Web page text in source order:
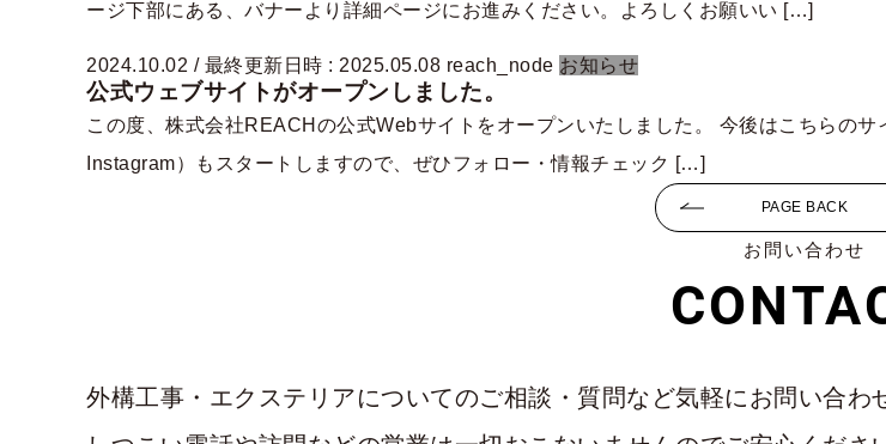
ージ下部にある、バナーより詳細ページにお進みください。よろしくお願いい […]
2024.10.02 / 最終更新日時 : 2025.05.08 reach_node お知らせ
公式ウェブサイトがオープンしました。
この度、株式会社REACHの公式Webサイトをオープンいたしました。 今後はこちらの
Instagram）もスタートしますので、ぜひフォロー・情報チェック […]
PAGE BACK
お問い合わせ
外構工事・エクステリアについてのご相談・質問など気軽にお問い合わ